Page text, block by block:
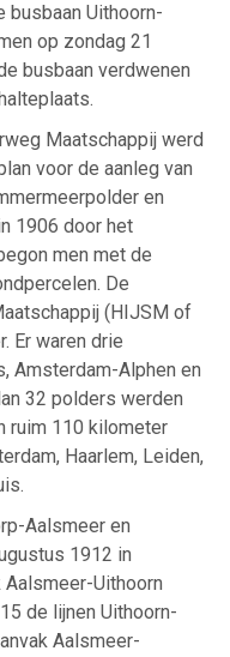
busbaan Uithoorn-
op zondag 21
busbaan verdwenen
Maatschappij werd
voor de aanleg van
en
1906 door het
men met de
De
(HIJSM of
Er waren drie
Amsterdam-Alphen en
32 polders werden
ruim 110 kilometer
Haarlem, Leiden,
Aalsmeer en
1912 in
Uithoorn
de lijnen Uithoorn-
Aalsmeer-